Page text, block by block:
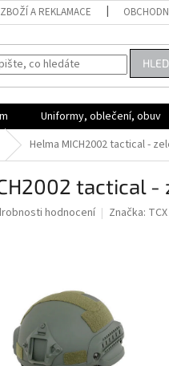
A REKLAMACE
Uniformy, oblečení, obuv
Helma MICH2002 tactical -
tactical -
hodnocení Značka: TCX